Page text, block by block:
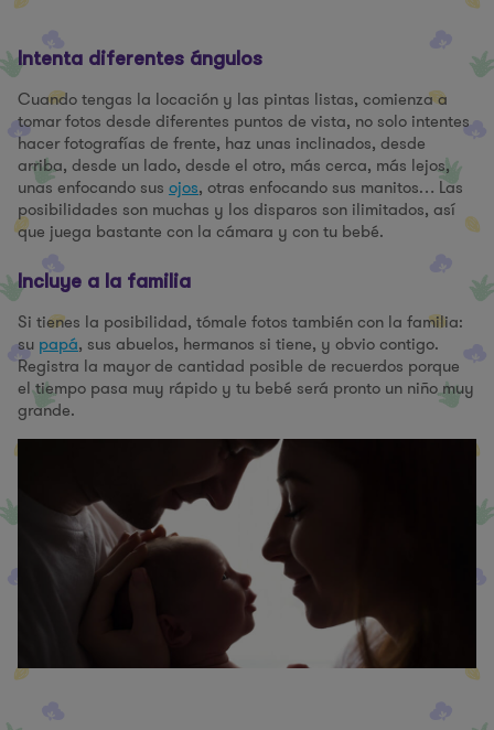
Intenta diferentes ángulos
Cuando tengas la locación y las pintas listas, comienza a
tomar fotos desde diferentes puntos de vista, no solo intentes
hacer fotografías de frente, haz unas inclinados, desde
arriba, desde un lado, desde el otro, más cerca, más lejos,
unas enfocando sus ojos, otras enfocando sus manitos… Las
posibilidades son muchas y los disparos son ilimitados, así
que juega bastante con la cámara y con tu bebé.
Incluye a la familia
Si tienes la posibilidad, tómale fotos también con la familia:
su papá, sus abuelos, hermanos si tiene, y obvio contigo.
Registra la mayor de cantidad posible de recuerdos porque
el tiempo pasa muy rápido y tu bebé será pronto un niño muy
grande.